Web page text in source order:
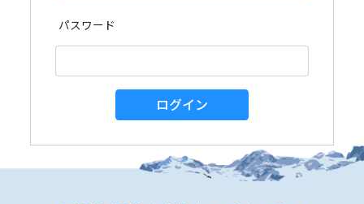
パスワード
ログイン